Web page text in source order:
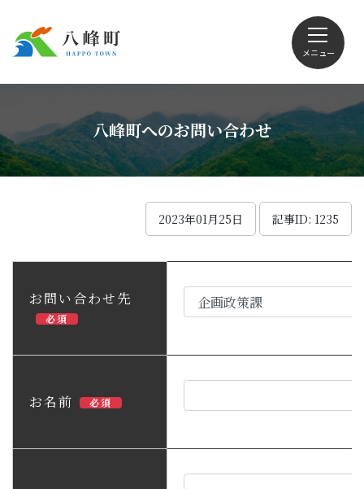
メニュー
Foreign language
観光
八峰町へのお問い合わせ
2023年01月25日 記事ID: 1235
お問い合わせ先
必須
お名前 必須